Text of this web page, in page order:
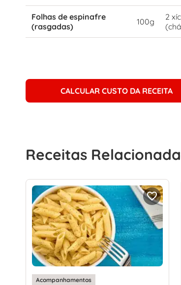
Folhas de espinafre
(rasgadas)
100g
2
CALCULAR CUSTO DA RECEITA
Receitas
Acompanhamentos